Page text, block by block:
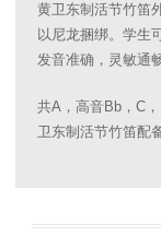
黄卫东制活节竹笛
以尼龙捆绑。学生
发音准确，灵敏通
共A，高音Bb，C
卫东制活节竹笛配